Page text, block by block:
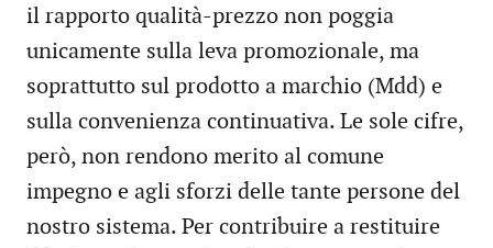
il rapporto qualità-prezzo non poggia
unicamente sulla leva promozionale, ma
soprattutto sul prodotto a marchio (Mdd) e
sulla convenienza continuativa. Le sole cifre,
però, non rendono merito al comune
impegno e agli sforzi delle tante persone del
nostro sistema. Per contribuire a restituire